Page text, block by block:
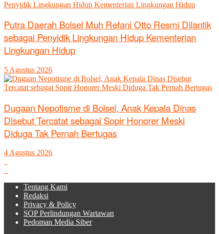
Putra Daerah Bolsel Muh Refani Otto Resmi Dilantik
sebagai Penyidik Lingkungan Hidup Kementerian
Lingkungan Hidup
5 Agustus 2026
Dugaan Nepotisme di Bolsel, Anak Kepala Dinas
Disebut Tercatat sebagai Sopir Honorer Meski
Diduga Tak Pernah Bertugas
4 Agustus 2026
Tentang Kami
Redaksi
Privacy & Policy
SOP Perlindungan Wartawan
Pedoman Media Siber